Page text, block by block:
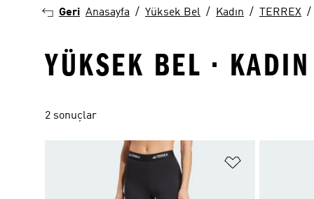
Geri Anasayfa Yüksek Bel Kadın TERREX
YÜKSEK BEL ·
2 sonuçlar
Favori